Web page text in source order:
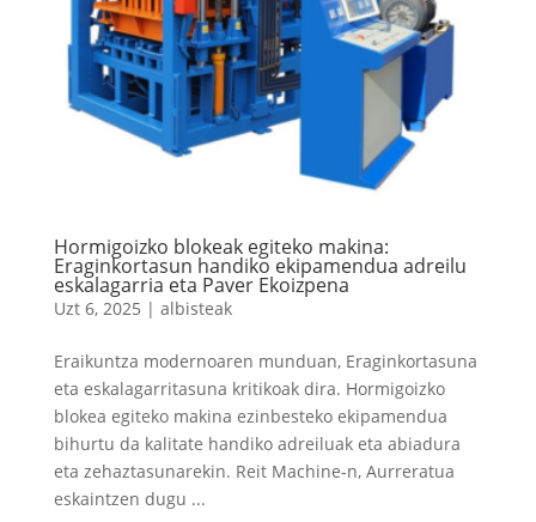
Hormigoizko blokeak egiteko makina:
Eraginkortasun handiko ekipamendua adreilu
eskalagarria eta Paver Ekoizpena
Uzt 6, 2025 | albisteak
Eraikuntza modernoaren munduan, Eraginkortasuna
eta eskalagarritasuna kritikoak dira. Hormigoizko
blokea egiteko makina ezinbesteko ekipamendua
bihurtu da kalitate handiko adreiluak eta abiadura
eta zehaztasunarekin. Reit Machine-n, Aurreratua
eskaintzen dugu ...